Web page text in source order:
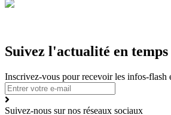
Suivez l'actualité en temps
Inscrivez-vous pour recevoir les infos-flash
Suivez-nous sur nos réseaux sociaux